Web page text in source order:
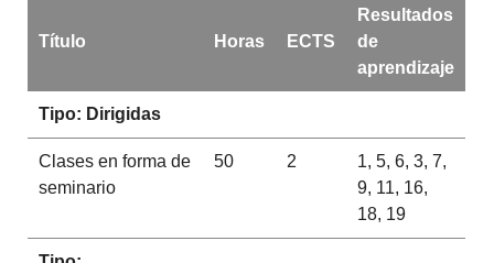
Título Horas ECTS
Resultados
de
aprendizaje
Tipo: Dirigidas
Clases en forma de
seminario
50 2
1, 5, 6, 3, 7,
9, 11, 16,
18, 19